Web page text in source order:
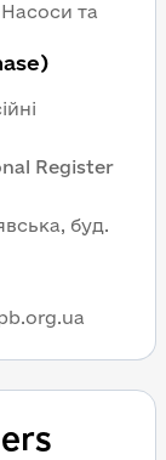
та
Register
буд.